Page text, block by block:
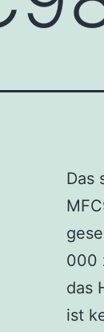
Das
000
das
ist